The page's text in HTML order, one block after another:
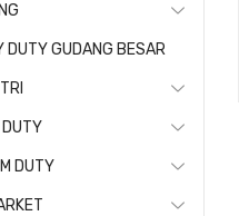
DUTY GUDANG BESAR
DUTY
DUTY